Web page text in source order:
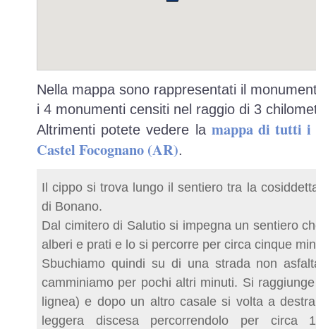
Nella mappa sono rappresentati il
i 4 monumenti censiti nel raggio di 3
Altrimenti potete vedere la mappa di tutti i
Castel Focognano (AR).
Il cippo si trova lungo il sentiero tra la
di Bonano.
Dal cimitero di Salutio si impegna un sentiero
alberi e prati e lo si percorre per circa cinque
Sbuchiamo quindi su di una strada non
camminiamo per pochi altri minuti. Si
lignea) e dopo un altro casale si volta a
leggera discesa percorrendolo per